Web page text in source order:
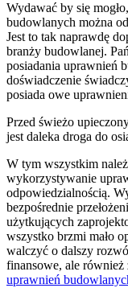
Wydawać by się
budowlanych można
Jest to tak naprawdę
branży budowlanej.
posiadania uprawnień
doświadczenie
posiada owe
Przed świeżo
jest daleka droga do
W tym wszystkim
wykorzystywanie
odpowiedzialnością.
bezpośrednie
użytkujących
wszystko brzmi mało
walczyć o dalszy
finansowe, ale
uprawnień